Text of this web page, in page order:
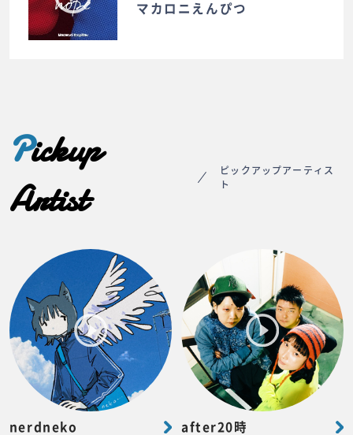
マカロニえんぴつ
Pickup
Artist
ピックアップアーティス
ト
nerdneko after20時